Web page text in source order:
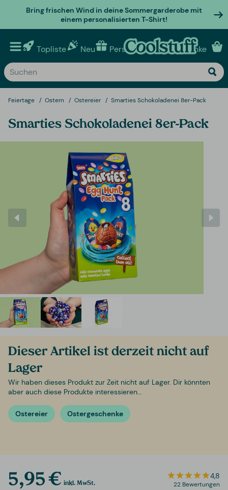
Bring frischen Wind in deine Sommergarderobe mit
einem personalisierten T-Shirt!
Topliste Neu Personalisierte geschenke
Feiertage Ostern Ostereier Smarties Schokoladenei 8er-Pack
Smarties Schokoladenei 8er-Pack
Dieser Artikel ist derzeit nicht auf
Lager
Wir haben dieses Produkt zur Zeit nicht auf Lager. Dir könnten
aber auch diese Produkte interessieren...
Ostereier Ostergeschenke
5,95 € inkl. MwSt.
4,8
22 Bewertungen